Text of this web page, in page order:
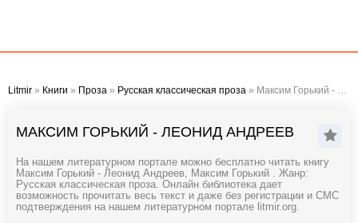
Litmir » Книги » Проза » Русская классическая проза » Максим Горький - Леонид Андреев
МАКСИМ ГОРЬКИЙ - ЛЕОНИД АНДРЕЕВ
На нашем литературном портале можно бесплатно читать книгу
Максим Горький - Леонид Андреев, Максим Горький . Жанр:
Русская классическая проза. Онлайн библиотека дает
возможность прочитать весь текст и даже без регистрации и СМС
подтверждения на нашем литературном портале litmir.org.